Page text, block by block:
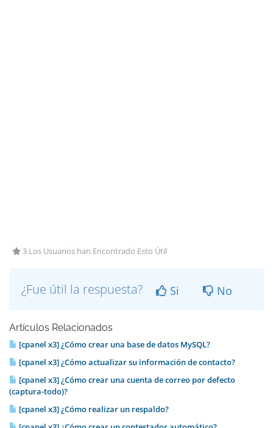
3 Los Usuarios han Encontrado Esto Útil
¿Fue útil la respuesta? Si No
Artículos Relacionados
[cpanel x3] ¿Cómo crear una base de datos MySQL?
[cpanel x3] ¿Cómo actualizar su información de contacto?
[cpanel x3] ¿Cómo crear una cuenta de correo por defecto
(captura-todo)?
[cpanel x3] ¿Cómo realizar un respaldo?